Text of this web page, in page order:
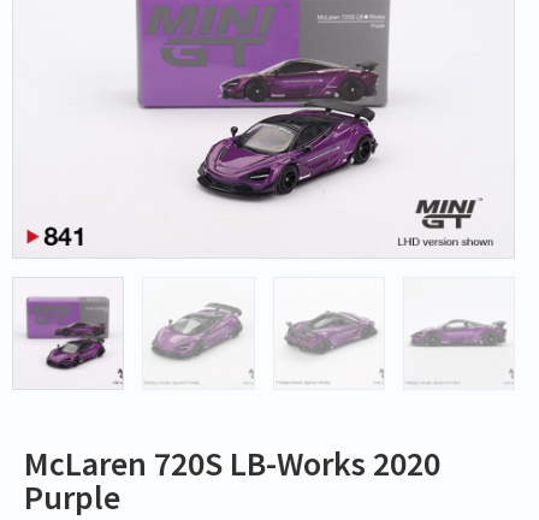
McLaren 720S LB-Works 2020
Purple